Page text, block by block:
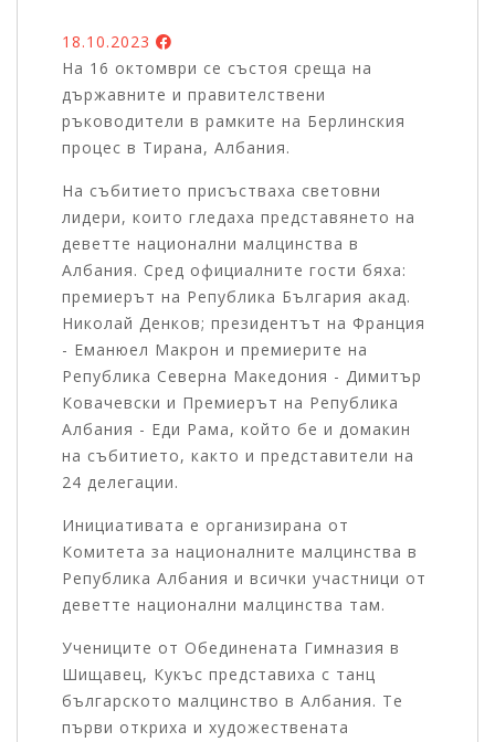
18.10.2023
На 16 октомври се състоя среща на
държавните и правителствени
ръководители в рамките на Берлинския
процес в Тирана, Албания.
На събитието присъстваха световни
лидери, които гледаха представянето на
деветте национални малцинства в
Албания. Сред официалните гости бяха:
премиерът на Република България акад.
Николай Денков; президентът на Франция
- Еманюел Макрон и премиерите на
Република Северна Македония - Димитър
Ковачевски и Премиерът на Република
Албания - Еди Рама, който бе и домакин
на събитието, както и представители на
24 делегации.
Инициативата е организирана от
Комитета за националните малцинства в
Република Албания и всички участници от
деветте национални малцинства там.
Учениците от Обединената Гимназия в
Шищавец, Кукъс представиха с танц
българското малцинство в Албания. Те
първи откриха и художествената